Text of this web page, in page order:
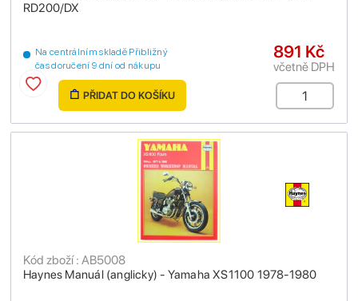
RD200/DX
Na centrálním skladě Přibližný
čas doručení 9 dní od nákupu
891 Kč
včetně DPH
PŘIDAT DO KOŠÍKU
Haynes Manuál (anglicky) - Yamaha XS1100 1978-1980
Kód zboží : AB5008